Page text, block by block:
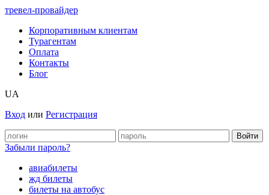
тревел-провайдер
Корпоративным клиентам
Турагентам
Оплата
Контакты
Блог
UA
Вход или Регистрация
Забыли пароль?
авиабилеты
жд билеты
билеты на автобус